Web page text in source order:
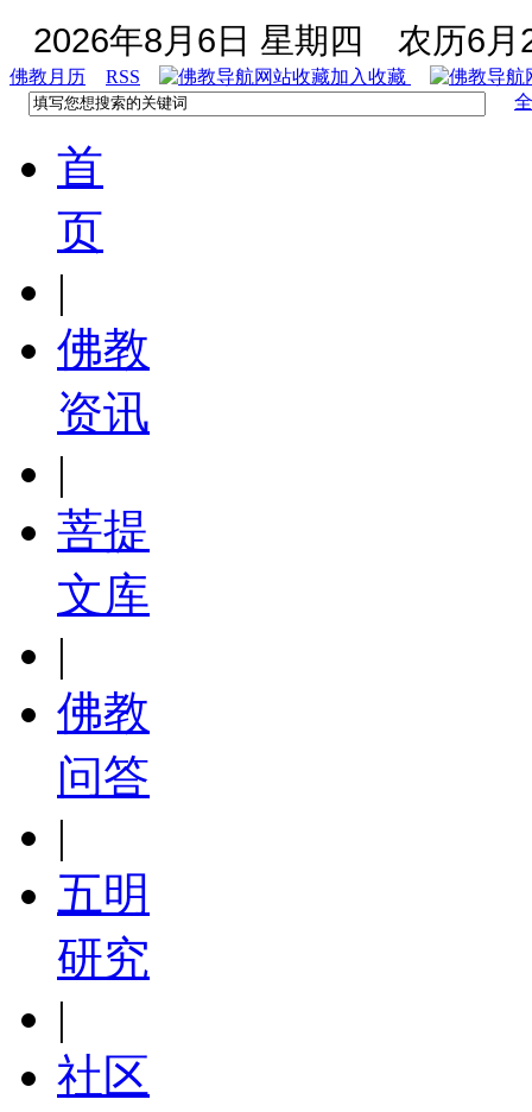
2026年8月6日 星期四 农历6月
佛教月历 RSS
加入收藏
首
页
|
佛教
资讯
|
菩提
文库
|
佛教
问答
|
五明
研究
|
社区